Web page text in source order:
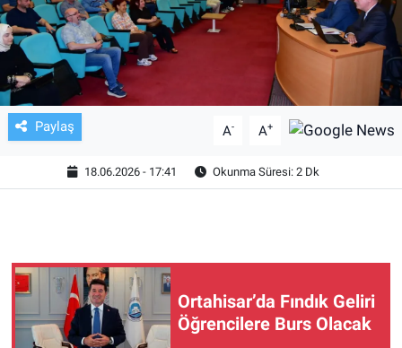
Paylaş A- A+
18.06.2026 - 17:41 Okunma Süresi: 2 Dk
Ortahisar’da Fındık Geliri
Öğrencilere Burs Olacak
SAĞLIK
GENEL
KÜLTÜR SANAT
EKONOMİ
ÇEVRE
HABERDE İNSAN